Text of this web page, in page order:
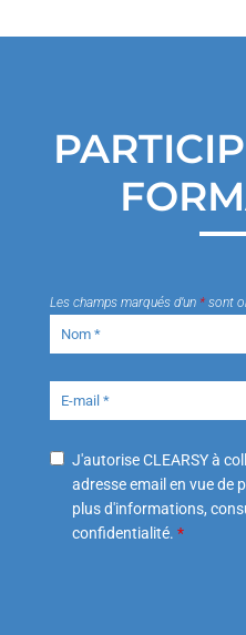
Les champs marqués d’un *sont
J'autorise CLEARSY à
adresse email en vue de
plus d'informations,
confidentialité. *